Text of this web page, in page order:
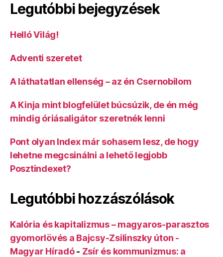
Legutóbbi bejegyzések
Helló Világ!
Adventi szeretet
A láthatatlan ellenség – az én Csernobilom
A Kinja mint blogfelület búcsúzik, de én még
mindig óriásaligátor szeretnék lenni
Pont olyan Index már sohasem lesz, de hogy
lehetne megcsinálni a lehető legjobb
Posztindexet?
Legutóbbi hozzászólások
Kalória és kapitalizmus – magyaros-parasztos
gyomorlövés a Bajcsy-Zsilinszky úton -
Magyar Híradó- Zsír és kommunizmus: a